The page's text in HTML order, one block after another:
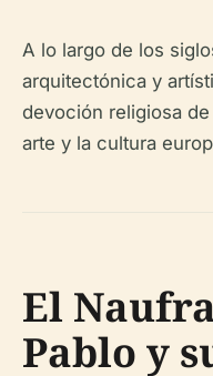
A lo largo de los
arquitectónica y
devoción religiosa
arte y la cultura
El
Pablo y